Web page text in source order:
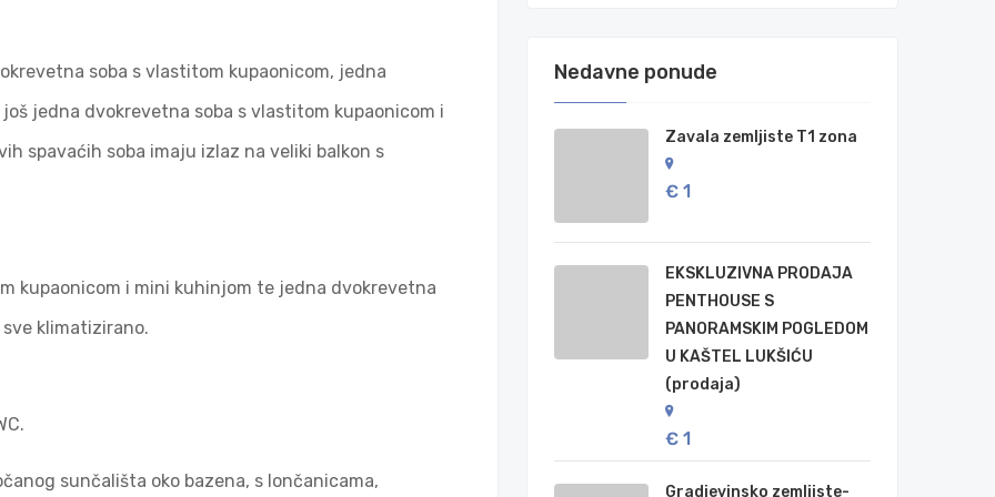
soba s vlastitom kupaonicom, jedna
jedna dvokrevetna soba s vlastitom kupaonicom i
spavaćih soba imaju izlaz na veliki balkon s
kupaonicom i mini kuhinjom te jedna dvokrevetna
klimatizirano.
sunčališta oko bazena, s lončanicama,
Nedavne ponude
Zavala zemljiste T1 zona
€ 1
EKSKLUZIVNA PRODAJA
PENTHOUSE S
PANORAMSKIM POGLEDOM
U KAŠTEL LUKŠIĆU
(prodaja)
€ 1
Gradjevinsko zemljiste-